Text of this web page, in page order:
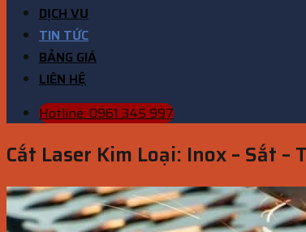
DỊCH VỤ
TIN TỨC
BẢNG GIÁ
LIÊN HỆ
Hotline: 0961 345 997
Cắt Laser Kim Loại: Inox – Sắt –